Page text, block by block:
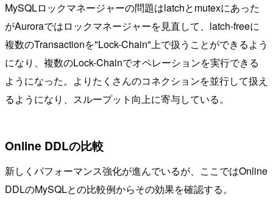
MySQLロックマネージャーの問題はlatchとmutexにあった
がAuroraではロックマネージャーを見直して、latch-freeに
複数のTransactionを"Lock-Chain"上で扱うことができるよう
になり、複数のLock-Chainでオペレーションを実行できる
ようになった。よりたくさんのコネクションを並行して扱え
るようになり、スループット向上に寄与している。
Online DDLの比較
新しくパフォーマンス強化が進んでいるが、ここではOnline
DDLのMySQLとの比較例からその効果を確認する。